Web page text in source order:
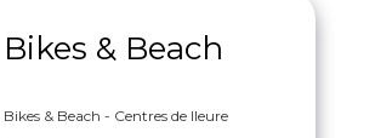
Bikes & Beach
Bikes & Beach - Centres de lleure